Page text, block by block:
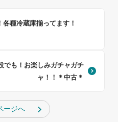
種冷蔵庫揃ってます！
でも！お楽しみガチャガチ
ャ！！＊中古＊
ージへ